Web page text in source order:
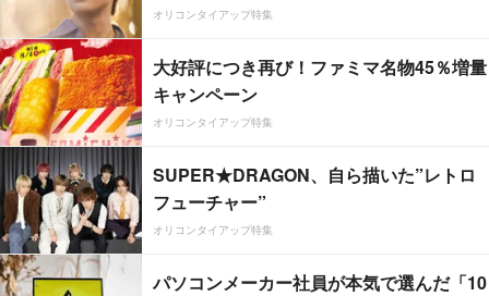
オリコンタイアップ特集
大好評につき再び！ファミマ名物45％増量
キャンペーン
オリコンタイアップ特集
SUPER★DRAGON、自ら描いた”レトロ
フューチャー”
オリコンタイアップ特集
パソコンメーカー社員が本気で選んだ「10